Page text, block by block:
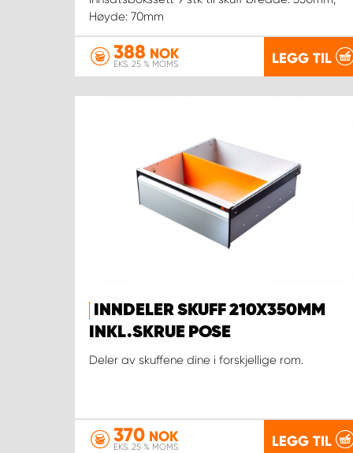
Høyde: 70mm
388 NOK
EKS. 25 % MOMS LEGG TIL
INNDELER SKUFF 210X350MM
INKL.SKRUE POSE
Deler av skuffene dine i forskjellige rom.
370 NOK
EKS. 25 % MOMS LEGG TIL